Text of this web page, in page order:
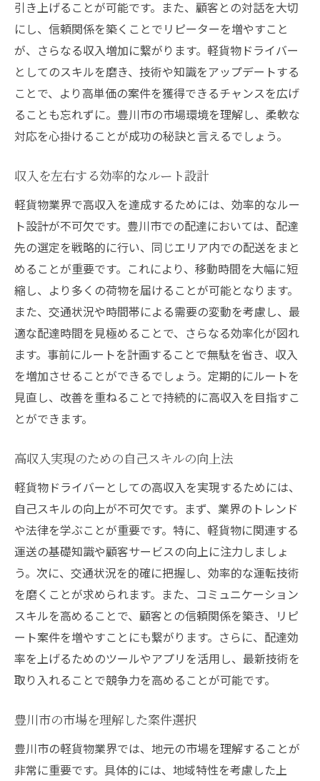
引き上げることが可能です。また、顧客との対話を大切
にし、信頼関係を築くことでリピーターを増やすこと
が、さらなる収入増加に繋がります。軽貨物ドライバー
としてのスキルを磨き、技術や知識をアップデートする
ことで、より高単価の案件を獲得できるチャンスを広げ
ることも忘れずに。豊川市の市場環境を理解し、柔軟な
対応を心掛けることが成功の秘訣と言えるでしょう。
収入を左右する効率的なルート設計
軽貨物業界で高収入を達成するためには、効率的なルー
ト設計が不可欠です。豊川市での配達においては、配達
先の選定を戦略的に行い、同じエリア内での配送をまと
めることが重要です。これにより、移動時間を大幅に短
縮し、より多くの荷物を届けることが可能となります。
また、交通状況や時間帯による需要の変動を考慮し、最
適な配達時間を見極めることで、さらなる効率化が図れ
ます。事前にルートを計画することで無駄を省き、収入
を増加させることができるでしょう。定期的にルートを
見直し、改善を重ねることで持続的に高収入を目指すこ
とができます。
高収入実現のための自己スキルの向上法
軽貨物ドライバーとしての高収入を実現するためには、
自己スキルの向上が不可欠です。まず、業界のトレンド
や法律を学ぶことが重要です。特に、軽貨物に関連する
運送の基礎知識や顧客サービスの向上に注力しましょ
う。次に、交通状況を的確に把握し、効率的な運転技術
を磨くことが求められます。また、コミュニケーション
スキルを高めることで、顧客との信頼関係を築き、リピ
ート案件を増やすことにも繋がります。さらに、配達効
率を上げるためのツールやアプリを活用し、最新技術を
取り入れることで競争力を高めることが可能です。
豊川市の市場を理解した案件選択
豊川市の軽貨物業界では、地元の市場を理解することが
非常に重要です。具体的には、地域特性を考慮した上